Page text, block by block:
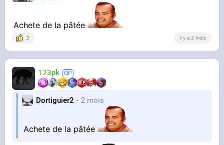
Achete de la pâtée
2 il y a 2 mois
123pk
Dortiguier2 2 mois
Achete de la pâtée